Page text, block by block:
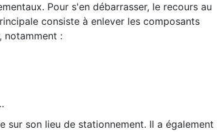
Pour s'en débarrasser, le recours au
consiste à enlever les composants
notamment :
sur son lieu de stationnement. Il a également